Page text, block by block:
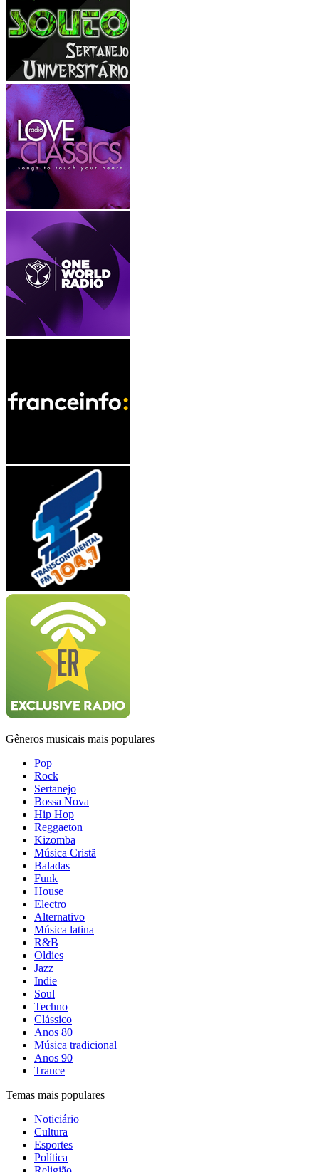
Gêneros musicais mais populares
Pop
Rock
Sertanejo
Bossa Nova
Hip Hop
Reggaeton
Kizomba
Música Cristã
Baladas
Funk
House
Electro
Alternativo
Música latina
R&B
Oldies
Jazz
Indie
Soul
Techno
Clássico
Anos 80
Música tradicional
Anos 90
Trance
Temas mais populares
Noticiário
Cultura
Esportes
Política